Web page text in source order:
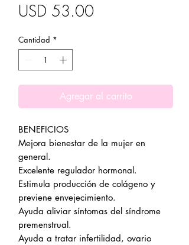
USD 53.00Precio
Cantidad *
Agregar al carrito
BENEFICIOS
Mejora bienestar de la mujer en
general.
Excelente regulador hormonal.
Estimula producción de colágeno y
previene envejecimiento.
Ayuda aliviar síntomas del síndrome
premenstrual.
Ayuda a tratar infertilidad, ovario